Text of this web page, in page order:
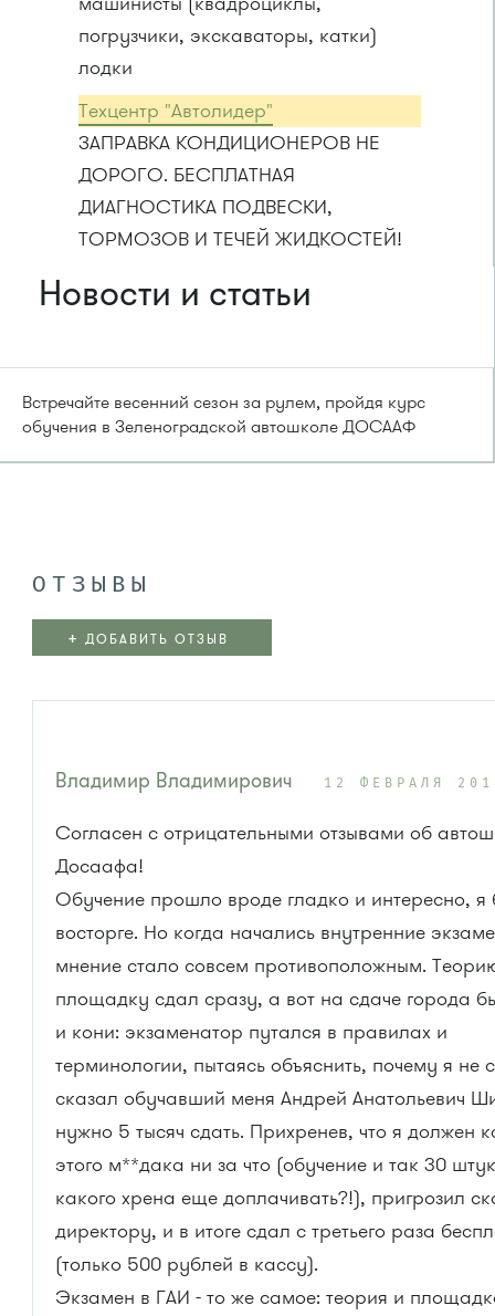
погрузчики, экскаваторы, катки)
лодки
Техцентр "Автолидер"
ЗАПРАВКА КОНДИЦИОНЕРОВ НЕ
ДОРОГО. БЕСПЛАТНАЯ
ДИАГНОСТИКА ПОДВЕСКИ,
ТОРМОЗОВ И ТЕЧЕЙ ЖИДКОСТЕЙ!
Новости и статьи
Встречайте весенний сезон за рулем, пройдя курс
обучения в Зеленоградской автошколе ДОСААФ
ОТЗЫВЫ
+ ДОБАВИТЬ ОТЗЫВ
Владимир Владимирович 12 ФЕВРАЛЯ
Согласен с отрицательными отзывами об
Досаафа!
Обучение прошло вроде гладко и интересно, я
восторге. Но когда начались внутренние
мнение стало совсем противоположным.
площадку сдал сразу, а вот на сдаче города
и кони: экзаменатор путался в правилах и
терминологии, пытаясь объяснить, почему я не
сказал обучавший меня Андрей Анатольевич
нужно 5 тысяч сдать. Прихренев, что я должен
этого м**дака ни за что (обучение и так 30
какого хрена еще доплачивать?!), пригрозил
директору, и в итоге сдал с третьего раза
(только 500 рублей в кассу).
Экзамен в ГАИ - то же самое: теория и